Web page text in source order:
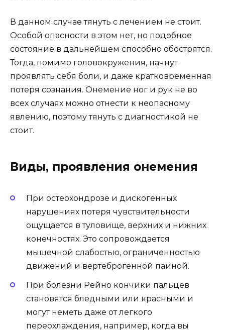
В данном случае тянуть с лечением не стоит.
Особой опасности в этом нет, но подобное
состояние в дальнейшем способно обострятся.
Тогда, помимо головокружения, начнут
проявлять себя боли, и даже кратковременная
потеря сознания. Онемение ног и рук не во
всех случаях можно отнести к неопасному
явлению, поэтому тянуть с диагностикой не
стоит.
Виды, проявления онемения
При остеохондрозе и дискогенных
нарушениях потеря чувствительности
ощущается в туловище, верхних и нижних
конечностях. Это сопровождается
мышечной слабостью, ограниченностью
движений и вертеброгенной паиной.
При болезни Рейно кончики пальцев
становятся бледными или красными и
могут неметь даже от легкого
переохлаждения, например, когда вы